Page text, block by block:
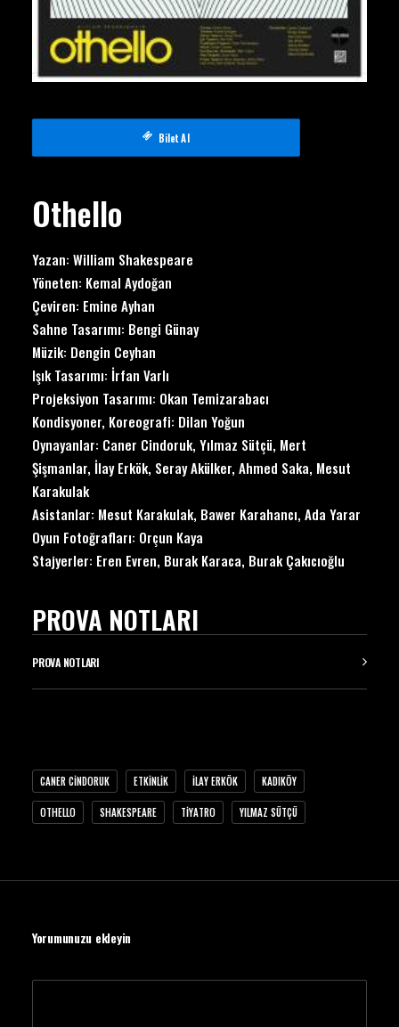
Bilet Al
Othello
Yazan: William Shakespeare
Yöneten: Kemal Aydoğan
Çeviren: Emine Ayhan
Sahne Tasarımı: Bengi Günay
Müzik: Dengin Ceyhan
Işık Tasarımı: İrfan Varlı
Projeksiyon Tasarımı: Okan Temizarabacı
Kondisyoner, Koreografi: Dilan Yoğun
Oynayanlar: Caner Cindoruk, Yılmaz Sütçü, Mert
Şişmanlar, İlay Erkök, Seray Akülker, Ahmed Saka, Mesut
Karakulak
Asistanlar: Mesut Karakulak, Bawer Karahancı, Ada Yarar
Oyun Fotoğrafları: Orçun Kaya
Stajyerler: Eren Evren, Burak Karaca, Burak Çakıcıoğlu
PROVA NOTLARI
PROVA NOTLARI
CANER CINDORUK ETKINLIK ILAY ERKÖK KADIKÖY
OTHELLO SHAKESPEARE TIYATRO YILMAZ SÜTÇÜ
Yorumunuzu ekleyin